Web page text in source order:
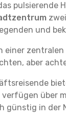
pulsierende
und
einer
aber
verfügen über
günstig in der